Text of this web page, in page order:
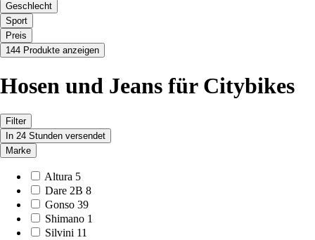
Geschlecht
Sport
Preis
144 Produkte anzeigen
Hosen und Jeans für Citybikes
Filter
In 24 Stunden versendet
Marke
Altura 5
Dare 2B 8
Gonso 39
Shimano 1
Silvini 11